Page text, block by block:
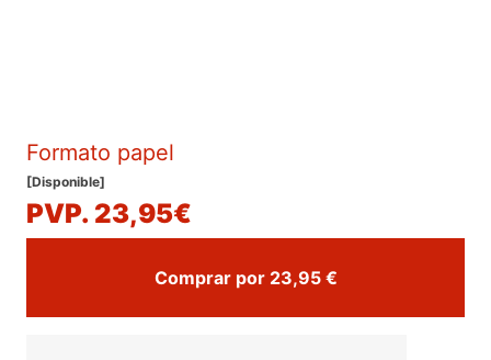
Formato papel
[Disponible]
PVP. 23,95€
Comprar por 23,95 €